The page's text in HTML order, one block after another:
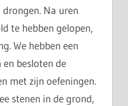
Na uren
te hebben gelopen,
We hebben een
besloten de
met zijn oefeningen.
stenen in de grond,